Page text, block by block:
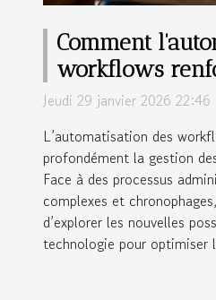
Comment
workflows
l'efficacité des
Jeudi 29 janvier 2026 22:46
L’automatisation des
profondément la gestion
Face à des processus
complexes et
d’explorer les nouvelles
technologie pour optimiser